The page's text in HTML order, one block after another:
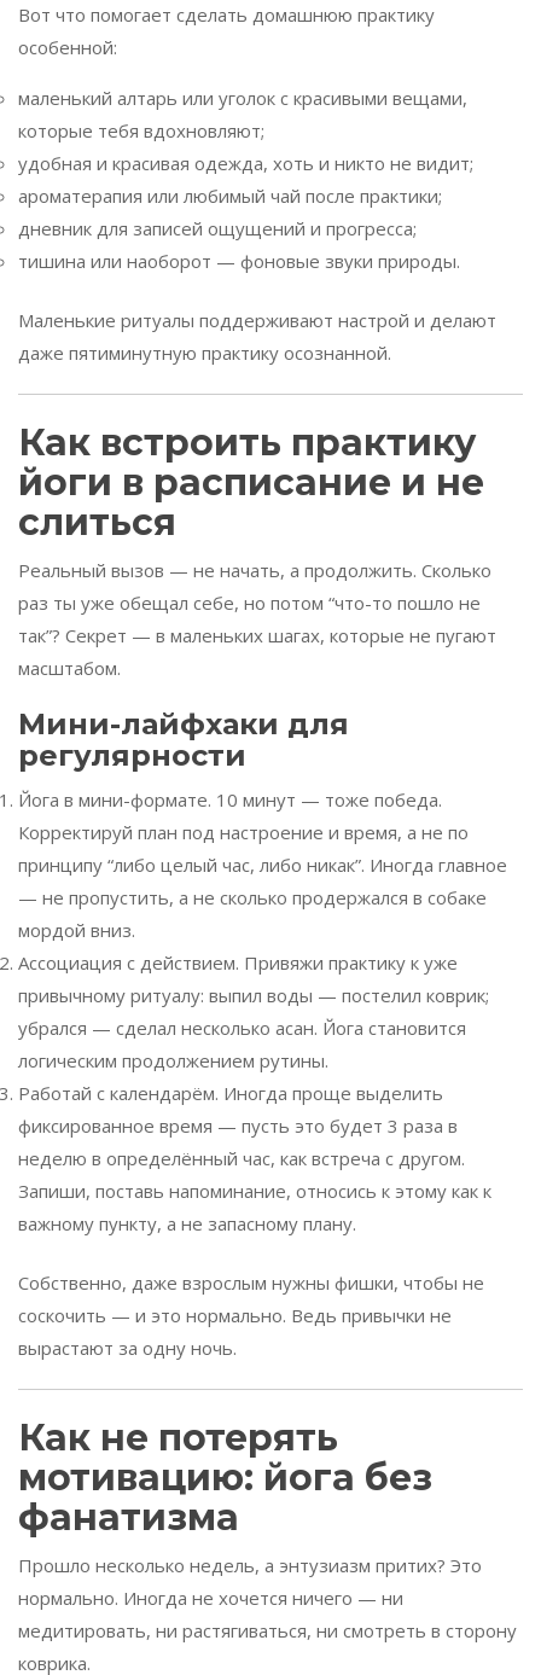
Вот что помогает сделать домашнюю практику
особенной:
маленький алтарь или уголок с красивыми вещами,
которые тебя вдохновляют;
удобная и красивая одежда, хоть и никто не видит;
ароматерапия или любимый чай после практики;
дневник для записей ощущений и прогресса;
тишина или наоборот — фоновые звуки природы.
Маленькие ритуалы поддерживают настрой и делают
даже пятиминутную практику осознанной.
Как встроить практику
йоги в расписание и не
слиться
Реальный вызов — не начать, а продолжить. Сколько
раз ты уже обещал себе, но потом “что-то пошло не
так”? Секрет — в маленьких шагах, которые не пугают
масштабом.
Мини-лайфхаки для
регулярности
Йога в мини-формате. 10 минут — тоже победа.
Корректируй план под настроение и время, а не по
принципу “либо целый час, либо никак”. Иногда главное
— не пропустить, а не сколько продержался в собаке
мордой вниз.
Ассоциация с действием. Привяжи практику к уже
привычному ритуалу: выпил воды — постелил коврик;
убрался — сделал несколько асан. Йога становится
логическим продолжением рутины.
Работай с календарём. Иногда проще выделить
фиксированное время — пусть это будет 3 раза в
неделю в определённый час, как встреча с другом.
Запиши, поставь напоминание, относись к этому как к
важному пункту, а не запасному плану.
Собственно, даже взрослым нужны фишки, чтобы не
соскочить — и это нормально. Ведь привычки не
вырастают за одну ночь.
Как не потерять
мотивацию: йога без
фанатизма
Прошло несколько недель, а энтузиазм притих? Это
нормально. Иногда не хочется ничего — ни
медитировать, ни растягиваться, ни смотреть в сторону
коврика.